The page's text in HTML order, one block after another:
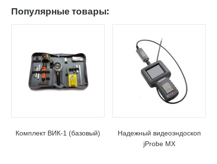
Популярные товары:
Комплект ВИК-1 (базовый)
Надежный видеоэндоскоп
jProbe MX